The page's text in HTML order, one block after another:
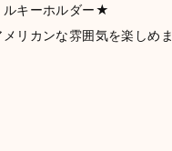
ルキーホルダー★
リカンな雰囲気を楽しめま